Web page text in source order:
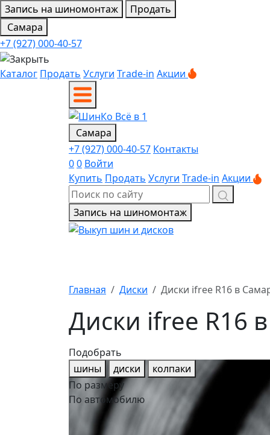
Запись на шиномонтаж
Продать
Самара
+7 (927) 000-40-57
Каталог Продать Услуги Trade-in Акции
Самара
+7 (927) 000-40-57 Контакты
00 Войти
Купить Продать Услуги Trade-in Акции
Запись на шиномонтаж
Главная Диски Диски ifree R16 в
Диски ifree R16
Подобрать
шины
диски
колпаки
По размеру
По автомобилю